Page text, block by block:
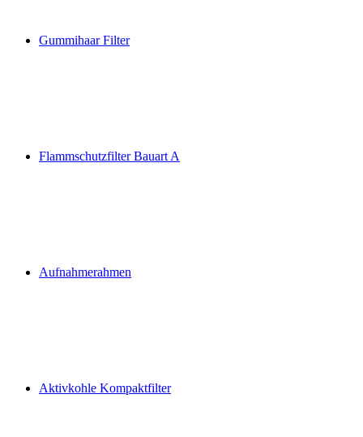
Gummihaar Filter
Flammschutzfilter Bauart A
Aufnahmerahmen
Aktivkohle Kompaktfilter